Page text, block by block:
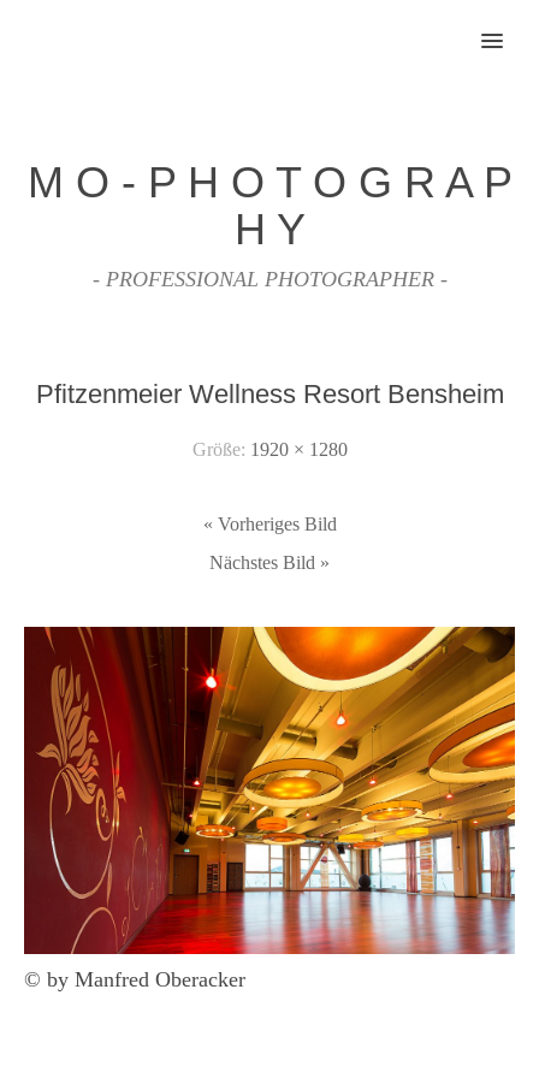
MENU
M O - P H O T O G R A P
H Y
- PROFESSIONAL PHOTOGRAPHER -
© by Manfred Oberacker
Pfitzenmeier Wellness Resort Bensheim
Größe: 1920 × 1280
« Vorheriges Bild
Nächstes Bild »